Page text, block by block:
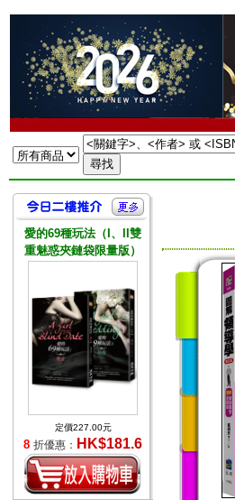
愛的69種玩法（I、II雙
重魅惑夾鏈袋限量版）
定價227.00元
8 折優惠： HK$181.6